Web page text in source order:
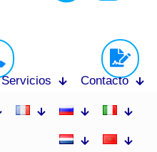
Servicios Contacto